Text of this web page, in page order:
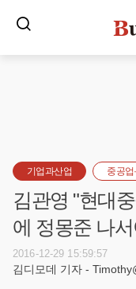
기업과산업 중공업
김관영 "현대
에 정몽준 나
2016-12-29 15:59:57
김디모데 기자 -